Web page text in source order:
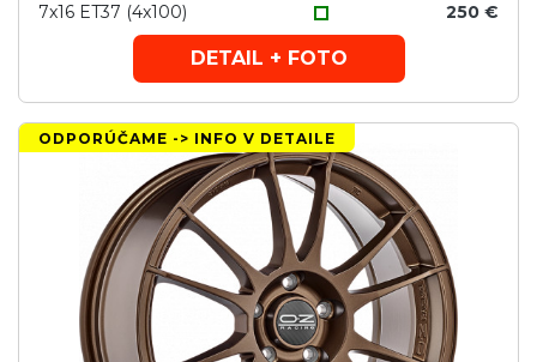
7x16 ET37 (4x100) 250 €
DETAIL + FOTO
ODPORÚČAME -> INFO V DETAILE